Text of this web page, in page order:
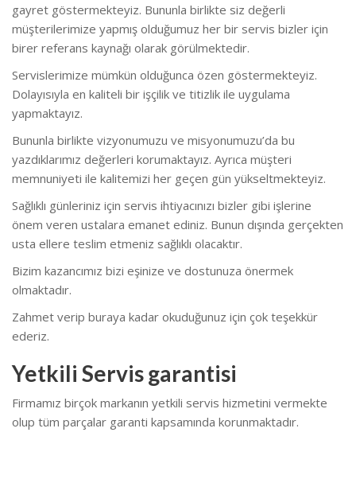
gayret göstermekteyiz. Bununla birlikte siz değerli
müşterilerimize yapmış olduğumuz her bir servis bizler için
birer referans kaynağı olarak görülmektedir.
Servislerimize mümkün olduğunca özen göstermekteyiz.
Dolayısıyla en kaliteli bir işçilik ve titizlik ile uygulama
yapmaktayız.
Bununla birlikte vizyonumuzu ve misyonumuzu’da bu
yazdıklarımız değerleri korumaktayız. Ayrıca müşteri
memnuniyeti ile kalitemizi her geçen gün yükseltmekteyiz.
Sağlıklı günleriniz için servis ihtiyacınızı bizler gibi işlerine
önem veren ustalara emanet ediniz. Bunun dışında gerçekten
usta ellere teslim etmeniz sağlıklı olacaktır.
Bizim kazancımız bizi eşinize ve dostunuza önermek
olmaktadır.
Zahmet verip buraya kadar okuduğunuz için çok teşekkür
ederiz.
Yetkili Servis garantisi
Firmamız birçok markanın yetkili servis hizmetini vermekte
olup tüm parçalar garanti kapsamında korunmaktadır.